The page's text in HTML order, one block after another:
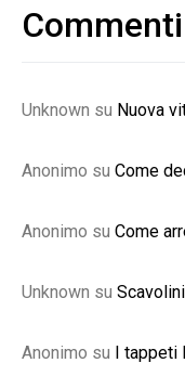
Unknown su Nuova
Anonimo su Come
Anonimo su Come
Unknown su
Anonimo su I tappeti